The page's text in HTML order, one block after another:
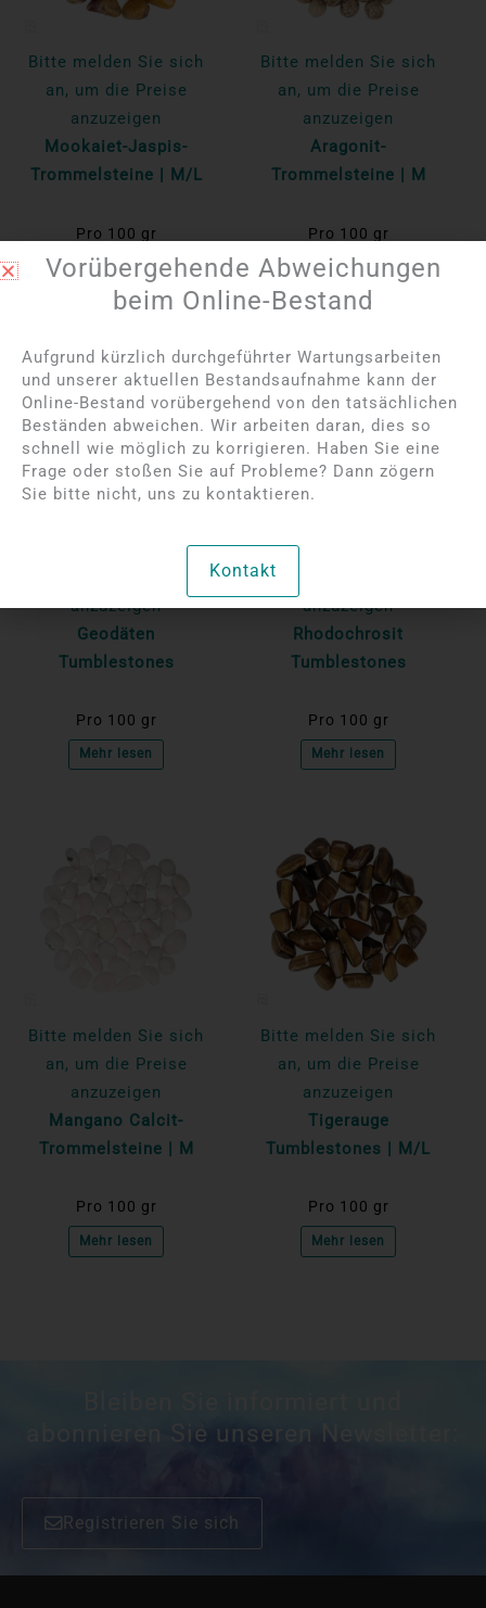
Bitte melden Sie sich
an, um die Preise
anzuzeigen
Mookaiet-Jaspis-
Trommelsteine | M/L
Pro 100 gr
Mehr lesen
Bitte melden Sie sich
an, um die Preise
anzuzeigen
Aragonit-
Trommelsteine | M
Pro 100 gr
Mehr lesen
Bitte melden Sie sich
anzuzeigen
Geodäten
Tumblestones
Pro 100 gr
Mehr lesen
NICHT AUF LAGER
Bitte melden Sie sich
anzuzeigen
Rhodochrosit
Tumblestones
Pro 100 gr
Mehr lesen
Bitte melden Sie sich
an, um die Preise
anzuzeigen
Mangano Calcit-
Trommelsteine | M
Pro 100 gr
Mehr lesen
Bitte melden Sie sich
an, um die Preise
anzuzeigen
Tigerauge
Tumblestones | M/L
Pro 100 gr
Mehr lesen
abonnieren Sie unseren Newsletter:
Registrieren Sie sich
Vorübergehende Abweichungen
beim Online-Bestand
Aufgrund kürzlich durchgeführter Wartungsarbeiten
und unserer aktuellen Bestandsaufnahme kann der
Online-Bestand vorübergehend von den tatsächlichen
Beständen abweichen. Wir arbeiten daran, dies so
schnell wie möglich zu korrigieren. Haben Sie eine
Frage oder stoßen Sie auf Probleme? Dann zögern
Sie bitte nicht, uns zu kontaktieren.
Kontakt